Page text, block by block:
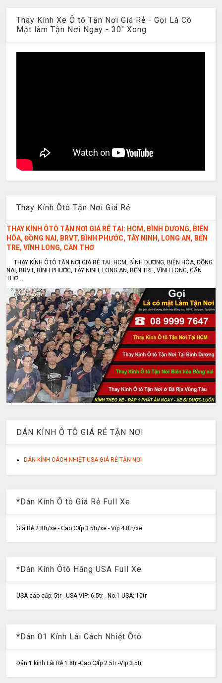
Thay Kính Xe Ô tô Tận Nơi Giá Rẻ - Gọi Là Có
Mặt làm Tận Nơi Ngay - 30" Xong
Thay Kính Ôtô Tận Nơi Giá Rẻ
THAY KÍNH ÔTÔ TẬN NƠI GIÁ RẺ TẠI: HCM, BÌNH DƯƠNG, BIÊN
HÒA, ĐỒNG NAI, BRVT, BÌNH PHƯỚC, TÂY NINH, LONG AN, BẾN
TRE, VĨNH LONG, CẦN THƠ
THAY KÍNH ÔTÔ TẬN NƠI GIÁ RẺ TẠI: HCM, BÌNH DƯƠNG, BIÊN HÒA, ĐỒNG
NAI, BRVT, BÌNH PHƯỚC, TÂY NINH, LONG AN, BẾN TRE, VĨNH LONG, CẦN
THƠ...
DÁN KÍNH Ô TÔ GIÁ RẺ TẬN NƠI
DÁN KÍNH CÁCH NHIỆT USA GIÁ RẺ TẬN NƠI
*Dán Kính Ô tô Giá Rẻ Full Xe
Giá Rẻ 2.8tr/xe - Cao Cấp 3.5tr/xe - Vip 4.8tr/xe
*Dán Kính Ôtô Hãng USA Full Xe
USA cao cấp: 5tr - USA VIP: 6.5tr - No.1 USA: 10tr
*Dán 01 Kính Lái Cách Nhiệt Ôtô
Dán 1 kính Lái Rẻ 1.8tr -Cao Cấp 2.5tr -Vip 3.5tr